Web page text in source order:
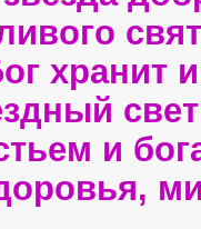
хранит
и